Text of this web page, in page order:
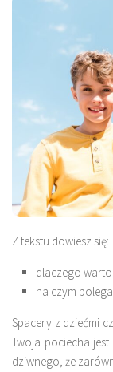
Z tekstu dowiesz się:
dlaczego
na czym
Spacery z dziećmi
Twoja pociecha
dziwnego, że